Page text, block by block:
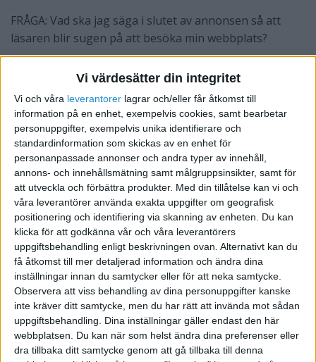
Vi värdesätter din integritet
Vi och våra leverantorer lagrar och/eller får åtkomst till
information på en enhet, exempelvis cookies, samt bearbetar
personuppgifter, exempelvis unika identifierare och
standardinformation som skickas av en enhet för
personanpassade annonser och andra typer av innehåll,
annons- och innehållsmätning samt målgruppsinsikter, samt för
att utveckla och förbättra produkter. Med din tillåtelse kan vi och
våra leverantörer använda exakta uppgifter om geografisk
positionering och identifiering via skanning av enheten. Du kan
klicka för att godkänna vår och våra leverantörers
uppgiftsbehandling enligt beskrivningen ovan. Alternativt kan du
få åtkomst till mer detaljerad information och ändra dina
inställningar innan du samtycker eller för att neka samtycke.
Observera att viss behandling av dina personuppgifter kanske
inte kräver ditt samtycke, men du har rätt att invända mot sådan
uppgiftsbehandling. Dina inställningar gäller endast den här
webbplatsen. Du kan när som helst ändra dina preferenser eller
dra tillbaka ditt samtycke genom att gå tillbaka till denna
FRÅGA: Vad ska jag säga i slutet av annonsen så att
läsaren blir sugen på att besöka min webbplats?
Det ska dina också vara. Om du inte kan förklara
problemet i en enkel mening är du inte tillräckligt tydlig
med vad du vill uppnå. Och då är du inte redo att lösa
ditt problem. Du måste lägga mer tid på att definiera
och förstå ditt problem ordentligt innan du kan dra full
fördel av den här processen.
Men förutsatt att du har en tydlig förståelse för
problemet du vill lösa så ska det inte ta mer än 10
sekunder att skriva din fråga.
Varför skriva ner frågan?
Du kanske undrar varför du ska skriva ner frågan om
du redan har förstått vad problemet är? Varför kan du
inte bara ställa frågan i ditt huvud istället för att skriva
ner den?